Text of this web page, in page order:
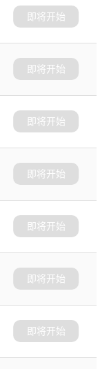
即将开始
即将开始
即将开始
即将开始
即将开始
即将开始
即将开始